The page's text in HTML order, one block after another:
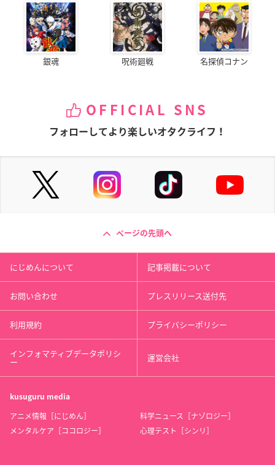
銀魂 呪術廻戦 名探偵コナン
OFFICIAL SNS
フォローしてより楽しいオタクライフ！
ページの先頭へ
にじめんについて 記事掲載について
お問い合わせ プレスリリース送付先
利用規約 プライバシーポリシー
インフォマティブデータポリシ
ー 運営会社
kusuguru media
アニメ情報［にじめん］
科学ニュース［ナゾロジー］
メンタルケア［ココロジー］
心理テスト［シンリ］